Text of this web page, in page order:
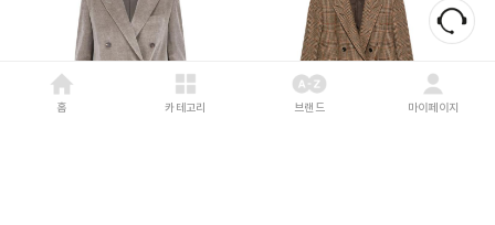
홈 카테고리 브랜드 마이페이지